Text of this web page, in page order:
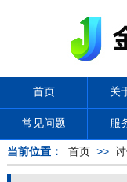
首页 关
常见问题 服
当前位置： 首页 >>